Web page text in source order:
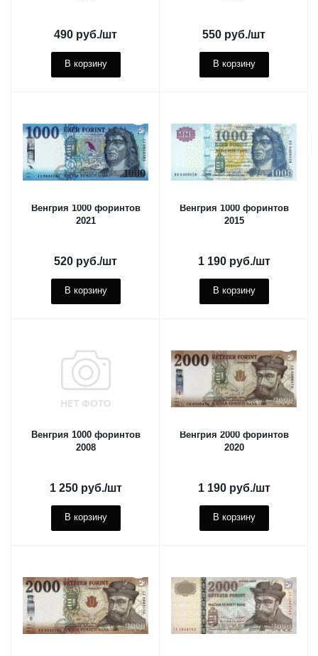
490 руб./шт
В корзину
550 руб./шт
В корзину
Венгрия 1000 форинтов
2021
520 руб./шт
В корзину
Венгрия 1000 форинтов
2015
1 190руб./шт
В корзину
Венгрия 1000 форинтов
2008
1 250руб./шт
В корзину
Венгрия 2000 форинтов
2020
1 190руб./шт
В корзину